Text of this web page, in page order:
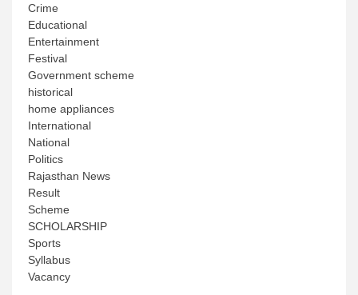
Crime
Educational
Entertainment
Festival
Government scheme
historical
home appliances
International
National
Politics
Rajasthan News
Result
Scheme
SCHOLARSHIP
Sports
Syllabus
Vacancy